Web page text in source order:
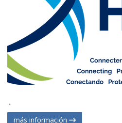
...
más información